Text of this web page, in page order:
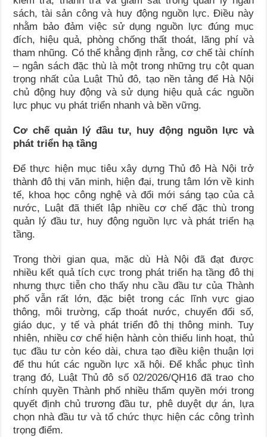
sách, tài sản công và huy động nguồn lực. Điều này
nhằm bảo đảm việc sử dụng nguồn lực đúng mục
đích, hiệu quả, phòng chống thất thoát, lãng phí và
tham nhũng. Có thể khẳng định rằng, cơ chế tài chính
– ngân sách đặc thù là một trong những trụ cột quan
trọng nhất của Luật Thủ đô, tạo nền tảng để Hà Nội
chủ động huy động và sử dụng hiệu quả các nguồn
lực phục vụ phát triển nhanh và bền vững.
Cơ chế quản lý đầu tư, huy động nguồn lực và
phát triển hạ tầng
Để thực hiện mục tiêu xây dựng Thủ đô Hà Nội trở
thành đô thị văn minh, hiện đại, trung tâm lớn về kinh
tế, khoa học công nghệ và đổi mới sáng tạo của cả
nước, Luật đã thiết lập nhiều cơ chế đặc thù trong
quản lý đầu tư, huy động nguồn lực và phát triển hạ
tầng.
Trong thời gian qua, mặc dù Hà Nội đã đạt được
nhiều kết quả tích cực trong phát triển hạ tầng đô thị
nhưng thực tiễn cho thấy nhu cầu đầu tư của Thành
phố vẫn rất lớn, đặc biệt trong các lĩnh vực giao
thông, môi trường, cấp thoát nước, chuyển đổi số,
giáo dục, y tế và phát triển đô thị thông minh. Tuy
nhiên, nhiều cơ chế hiện hành còn thiếu linh hoạt, thủ
tục đầu tư còn kéo dài, chưa tạo điều kiện thuận lợi
để thu hút các nguồn lực xã hội. Để khắc phục tình
trạng đó, Luật Thủ đô số 02/2026/QH16 đã trao cho
chính quyền Thành phố nhiều thẩm quyền mới trong
quyết định chủ trương đầu tư, phê duyệt dự án, lựa
chọn nhà đầu tư và tổ chức thực hiện các công trình
trọng điểm.